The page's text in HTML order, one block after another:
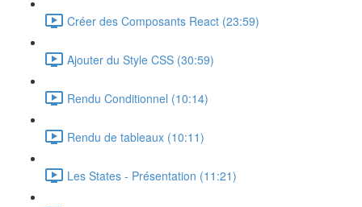
Créer des Composants React (23:59)
Ajouter du Style CSS (30:59)
Rendu Conditionnel (10:14)
Rendu de tableaux (10:11)
Les States - Présentation (11:21)